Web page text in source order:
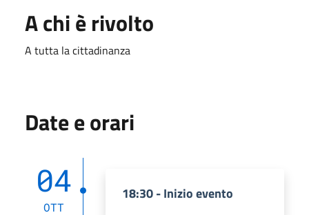
A chi è rivolto
A tutta la cittadinanza
Date e orari
04
OTT
18:30 - Inizio evento